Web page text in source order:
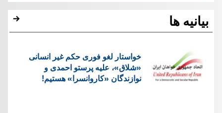
بیانیه ها
خواستار لغو فوری حکم غیر انسانی
«شلاق»، علیه پرستو احمدی و
نوازندگان «کاروانسرا» هستیم!